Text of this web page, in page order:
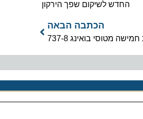
החדש לשיקום שפך הירקון
הכתבה הבאה
בואינג 737-8